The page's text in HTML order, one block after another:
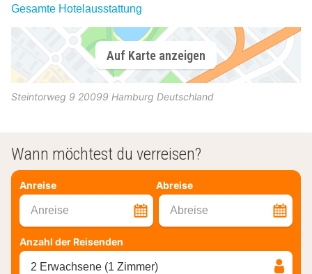
Gesamte Hotelausstattung
Auf Karte anzeigen
Steintorweg 9 20099 Hamburg Deutschland
Wann möchtest du verreisen?
Anreise Abreise
Anreise Abreise
Anzahl der Reisenden
2 Erwachsene (1 Zimmer)